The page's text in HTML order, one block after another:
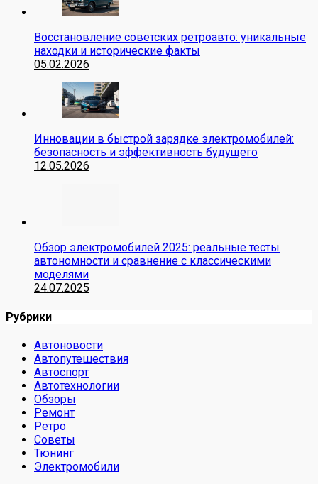
Восстановление советских ретроавто: уникальные
находки и исторические факты
05.02.2026
Инновации в быстрой зарядке электромобилей:
безопасность и эффективность будущего
12.05.2026
Обзор электромобилей 2025: реальные тесты
автономности и сравнение с классическими
моделями
24.07.2025
Рубрики
Автоновости
Автопутешествия
Автоспорт
Автотехнологии
Обзоры
Ремонт
Ретро
Советы
Тюнинг
Электромобили